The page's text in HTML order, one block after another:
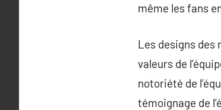
même les fans
Les designs des
valeurs de
notoriété de
témoignage de